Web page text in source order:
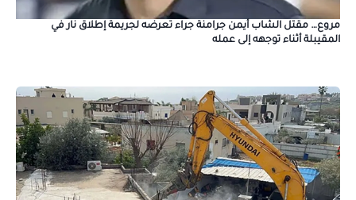
مروع… مقتل الشاب أيمن جرامنة جراء تعرضه لجريمة إطلاق نار في
المقيبلة أثناء توجهه إلى عمله